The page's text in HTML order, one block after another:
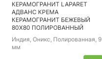
КЕРАМОГРАНИТ LAPARET
АДВАНС КРЕМА
КЕРАМОГРАНИТ БЕЖЕВЫЙ
80Х80 ПОЛИРОВАННЫЙ
Индия, Оникс, Полированная, 9
мм